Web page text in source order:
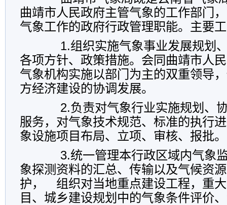
曲靖市人民政府主管气象的工作部门
气象工作的政府行政管理职能。主要
1.组织实施气象事业发展规划、
各项方针、政策措施。会同曲靖市人
气象机构实施以部门为主的双重领导
方经济建设的协调发展。
2.负责对气象行业实施规划、协
服务，对气象技术规范、标准的执行
象设施项目布局、立项、审核、报批。
3.统一管理本行政区域内气象监
象探测资料的汇总、传输以及气候资
护， 组织对当地重点建设工程，重
目、城乡建设规划中的气象条件评价